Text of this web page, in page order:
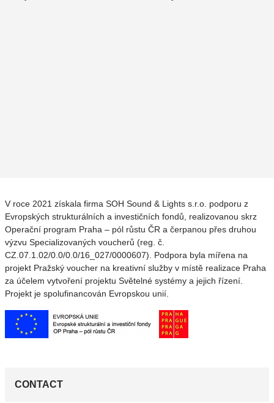
V roce 2021 získala firma SOH Sound & Lights s.r.o. podporu z
Evropských strukturálních a investičních fondů, realizovanou skrz
Operační program Praha – pól růstu ČR a čerpanou přes druhou
výzvu Specializovaných voucherů (reg. č.
CZ.07.1.02/0.0/0.0/16_027/0000607). Podpora byla mířena na
projekt Pražský voucher na kreativní služby v místě realizace Praha
za účelem vytvoření projektu Světelné systémy a jejich řízení.
Projekt je spolufinancován Evropskou unií.
CONTACT